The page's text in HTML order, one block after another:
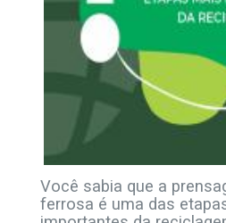
Você sabia que a
ferrosa é uma das